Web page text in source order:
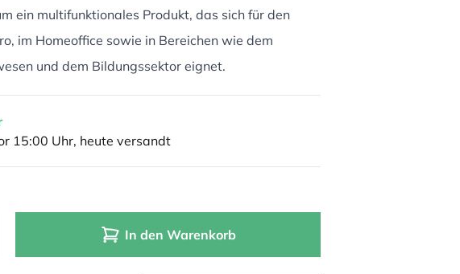
ein multifunktionales Produkt, das sich für den
im Homeoffice sowie in Bereichen wie dem
und dem Bildungssektor eignet.
15:00 Uhr, heute versandt
In den Warenkorb